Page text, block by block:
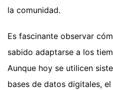
la comunidad.
Es fascinante observar
sabido adaptarse a los
Aunque hoy se utilicen
bases de datos digitales,